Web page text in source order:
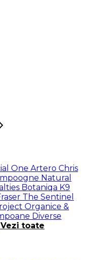
One Artero Chris
Natural
Botaniqa K9
The Sentinel
Organice &
Diverse
Vezi toate